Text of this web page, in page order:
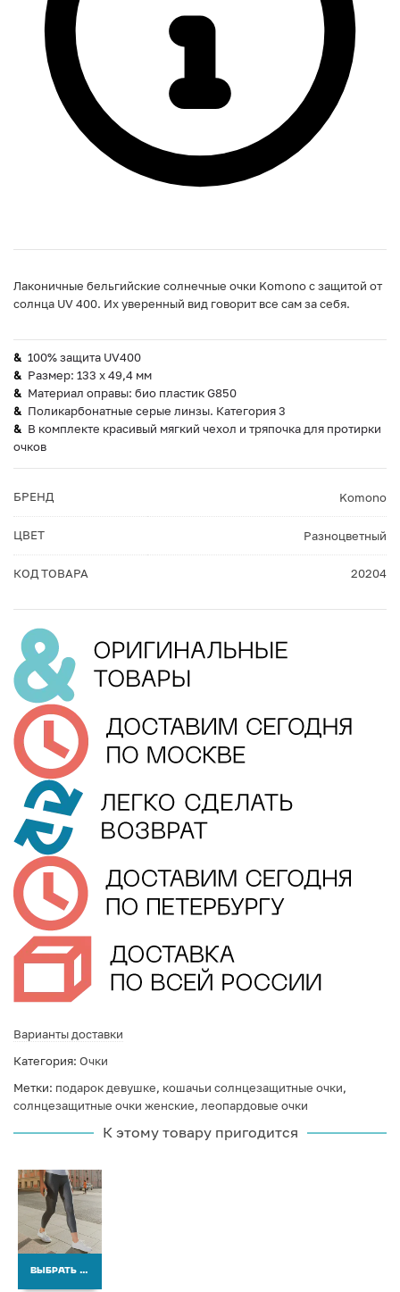
Лаконичные бельгийские солнечные очки Komono с защитой от
солнца UV 400. Их уверенный вид говорит все сам за себя.
100% защита UV400
Размер: 133 х 49,4 мм
Материал оправы: био пластик G850
Поликарбонатные серые линзы. Категория 3
В комплекте красивый мягкий чехол и тряпочка для протирки
очков
БРЕНД Komono
ЦВЕТ Разноцветный
КОД ТОВАРА 20204
Варианты доставки
Категория: Очки
Метки: подарок девушке, кошачьи солнцезащитные очки,
солнцезащитные очки женские, леопардовые очки
К этому товару пригодится
ВЫБРАТЬ ВАРИАНТЫ